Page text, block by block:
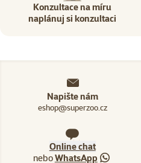
Konzultace na míru
naplánuj si konzultaci
Napište nám
eshop@superzoo.cz
Online chat
neboWhatsApp